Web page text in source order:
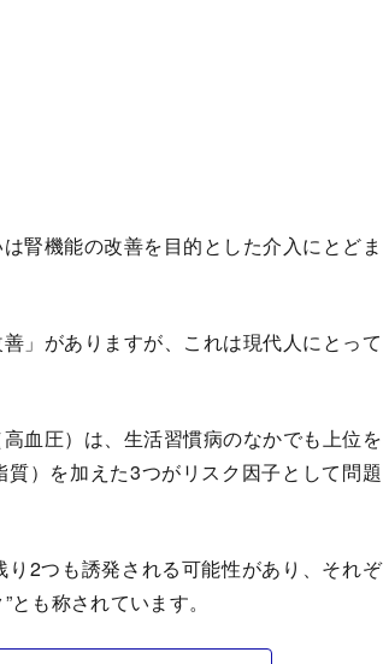
腎機能の改善を目的とした介入にとどま
」がありますが、これは現代人にとって
血圧）は、生活習慣病のなかでも上位を
）を加えた3つがリスク因子として問題
2つも誘発される可能性があり、それぞ
も称されています。